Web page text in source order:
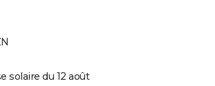
solaire du 12 août